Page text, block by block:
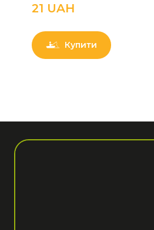
21 UAН
Купити